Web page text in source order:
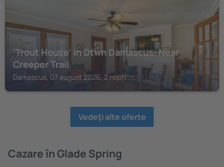
'Trout House' in Dtwn Damascus: Near
Creeper Trail
Damascus, 07 august 2026, 2 nopți
Vedeţi alte oferte
Cazare în Glade Spring